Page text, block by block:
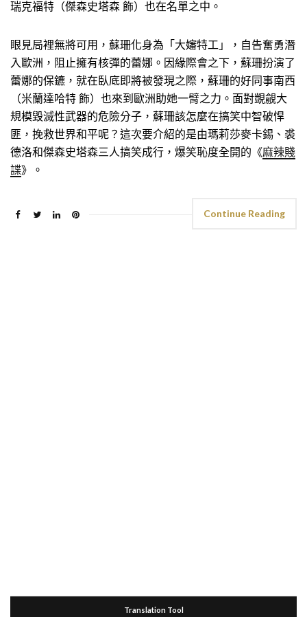
瑞克福特（傑森史塔森 飾）也在名單之中。
眼見局裡無將可用，蘇珊化身為「大嬸特工」，自告奮勇潛
入歐洲，阻止擁有核彈的蕾娜。因緣際會之下，蘇珊扮演了
蕾娜的保鑣，就在臥底即將被發現之際，蘇珊的好同事南西
（米蘭達哈特 飾）也來到歐洲助她一臂之力。面對覬覦大
規模毀滅性武器的危險分子，蘇珊該怎麼在搞笑中智破悍
匪，挽救世界和平呢？這次要介紹的是由瑪莉莎麥卡錫、裘
德洛和傑森史塔森三人搞笑成行，爆笑恥度全開的《麻辣賤
諜》。
Continue Reading
Translation Tool